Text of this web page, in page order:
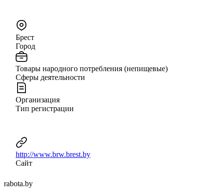
Брест
Город
Товары народного потребления (непищевые)
Сферы деятельности
Организация
Тип регистрации
http://www.brw.brest.by
Сайт
rabota.by